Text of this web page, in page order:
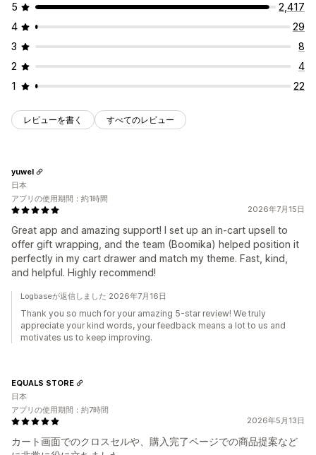
5
2,417
4
29
3
8
2
4
1
22
レビューを書く すべてのレビュー
2026年7月15日
Great app and amazing support! I set up an in-cart upsell to
offer gift wrapping, and the team (Boomika) helped position it
perfectly in my cart drawer and match my theme. Fast, kind,
and helpful. Highly recommend!
yuwel
日本
アプリの使用期間：約1時間
Logbaseが返信しました 2026年7月16日
Thank you so much for your amazing 5-star review! We truly
appreciate your kind words, your feedback means a lot to us and
motivates us to keep improving.
2026年5月13日
カート画面でのクロスセルや、購入完了ページでの商品提案など
EQUALS STORE
日本
アプリの使用期間：約7時間